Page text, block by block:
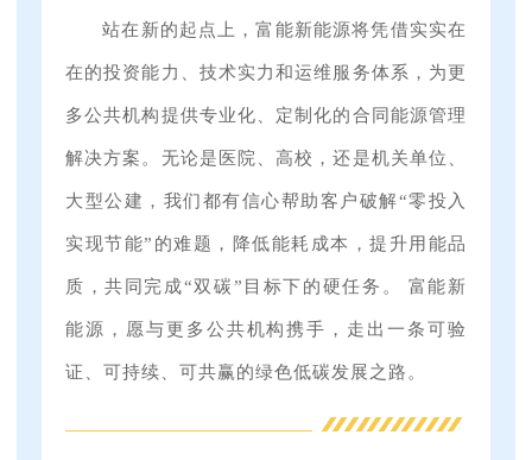
站在新的起点上，富能新能源将凭借实实在
在的投资能力、技术实力和运维服务体系，为更
多公共机构提供专业化、定制化的合同能源管理
解决方案。无论是医院、高校，还是机关单位、
大型公建，我们都有信心帮助客户破解“零投入
实现节能”的难题，降低能耗成本，提升用能品
质，共同完成“双碳”目标下的硬任务。 富能新
能源，愿与更多公共机构携手，走出一条可验
证、可持续、可共赢的绿色低碳发展之路。